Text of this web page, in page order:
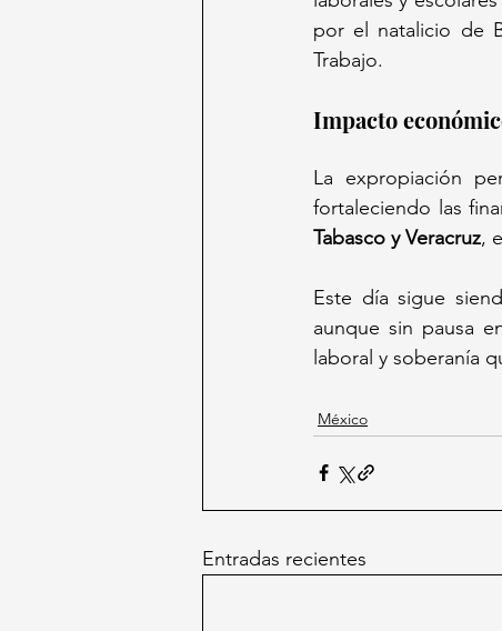
por el natalicio de
Trabajo.
Impacto
La expropiación
fortaleciendo las
Tabasco y Veracruz,
Este día sigue
aunque sin pausa
laboral y soberanía
México
Entradas recientes